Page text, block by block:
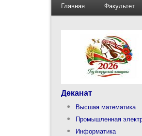
Главная Факультет
Деканат
Высшая математика
Промышленная
Информатика